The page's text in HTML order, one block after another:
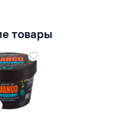
товары